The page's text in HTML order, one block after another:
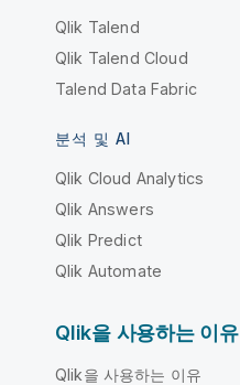
Qlik Talend
Qlik Talend Cloud
Talend Data Fabric
분석 및 AI
Qlik Cloud Analytics
Qlik Answers
Qlik Predict
Qlik Automate
Qlik을 사용하는 이유
Qlik을 사용하는 이유